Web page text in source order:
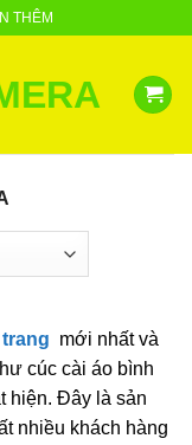
THÊM
mới nhất và
cúc cài áo bình
hiện. Đây là sản
nhiều khách hàng